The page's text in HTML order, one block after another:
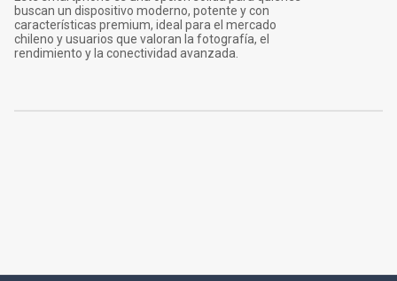
buscan un dispositivo moderno, potente y con
características premium, ideal para el mercado
chileno y usuarios que valoran la fotografía, el
rendimiento y la conectividad avanzada.